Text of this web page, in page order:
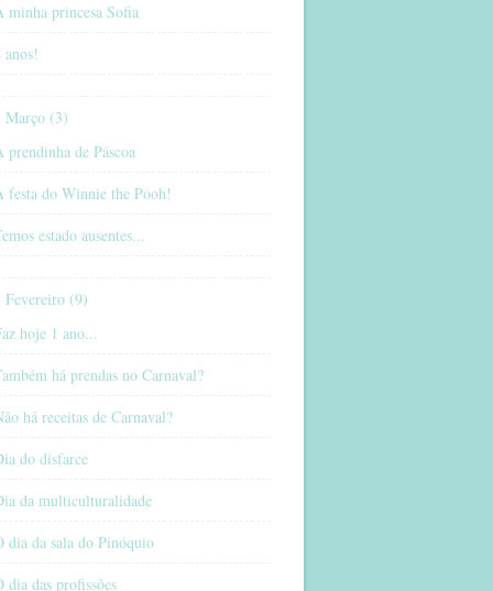
minha princesa Sofia
anos!
Março (3)
prendinha de Páscoa
festa do Winnie the Pooh!
estado ausentes...
Fevereiro (9)
hoje 1 ano...
há prendas no Carnaval?
há receitas de Carnaval?
do disfarce
da multiculturalidade
dia da sala do Pinóquio
dia das profissões